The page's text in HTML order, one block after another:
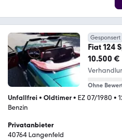
Gesponsert
Fiat 124
Pininfarina
10.500 €
Ohne
Unfallfrei • Oldtimer• EZ 07/1980 •
Benzin
Privatanbieter
40764 Langenfeld